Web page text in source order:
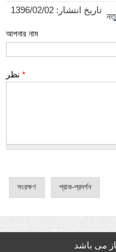
تاریخ انتشار: 1396/02/02
আপনার নাম
*